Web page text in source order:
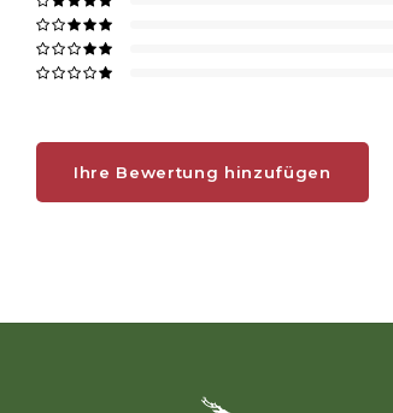
Ihre Bewertung hinzufügen